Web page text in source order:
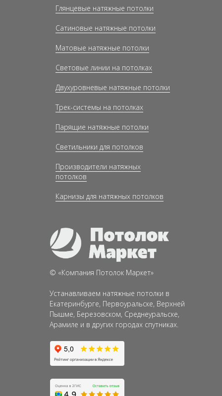
© «Компания Потолок Маркет»
Устанавливаем натяжные потолки в
Екатеринбурге, Первоуральске, Верхней
Пышме, Березовском, Среднеуральске,
Арамиле и в других городах спутниках.
Глянцевые натяжные потолки
Сатиновые натяжные потолки
Матовые натяжные потолки
Световые линии на потолках
Двухуровневые натяжные потолки
Трек-системы на потолках
Парящие натяжные потолки
Светильники для потолков
Производители натяжных
потолков
Карнизы для натяжных потолков